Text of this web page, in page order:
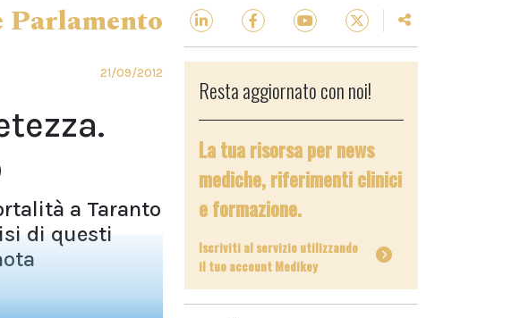
Parlamento
21/09/2012
a Taranto
di questi
Resta aggiornato con noi!
La tua risorsa per news
mediche, riferimenti clinici
e formazione.
Iscriviti al servizio utilizzando
il tuo account Medikey